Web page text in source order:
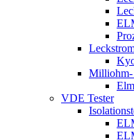
Milliohm-
VDE Tester